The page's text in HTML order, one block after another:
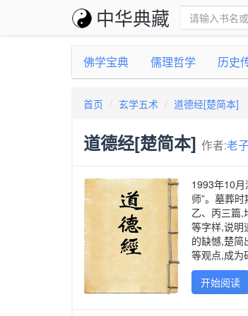
中华典藏
佛学宝典 儒理哲学 历史
首页 玄学五术 道德经[楚简本]
道德经[楚简本] 作者:老子
1993年10
师”。墓葬
乙、丙三篇,
等字样,说明
的缺憾,楚简
等观点,成为
开始阅读